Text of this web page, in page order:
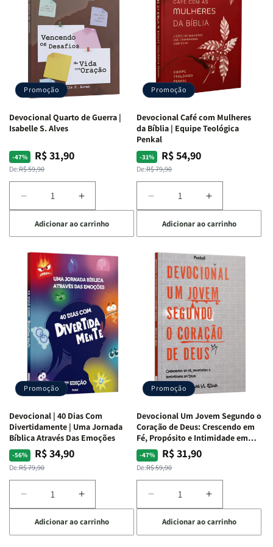
Promoção
Devocional Quarto de Guerra |
Isabelle S. Alves
-47%
Preço
normal
De:R$ 59,90
Preço
promocional
R$ 31,90
Diminuir
a
quantidade
de
Devocional
Quarto
de
Guerra
Isabelle
S.
Alves
Aumentar
a
quantidade
de
Devocional
Quarto
de
Guerra
|
Isabelle
S.
Alves
Adicionar ao carrinho
Promoção
Devocional Café com Mulheres
da Bíblia | Equipe Teológica
Penkal
-31%
Preço
normal
De:R$ 79,90
Preço
promocional
R$ 54,90
Diminuir
a
quantidade
de
Devocional
Café
com
Mulheres
da
Bíblia
Equipe
Teológica
Penkal
Aumentar
a
quantidade
de
Devocional
Café
com
Mulheres
da
Bíblia
|
Equipe
Teológica
Penkal
Adicionar ao carrinho
Promoção
Devocional | 40 Dias Com
Divertidamente | Uma Jornada
Bíblica Através Das Emoções
-56%
Preço
normal
De:R$ 79,90
Preço
promocional
R$ 34,90
Diminuir
a
quantidade
de
Aumentar
a
quantidade
de
Adicionar ao carrinho
Promoção
Devocional Um Jovem Segundo o
Coração de Deus: Crescendo em
Fé, Propósito e Intimidade em
Deus
-47%
Preço
normal
De:R$ 59,90
Preço
promocional
R$ 31,90
Diminuir
a
quantidade
de
Aumentar
a
quantidade
de
Adicionar ao carrinho